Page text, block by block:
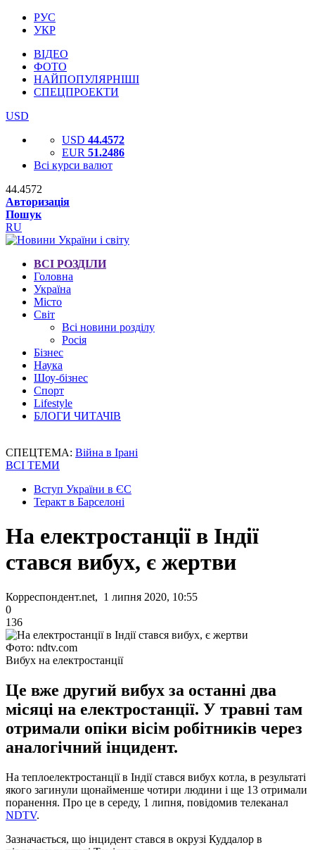
РУС
УКР
ВІДЕО
ФОТО
НАЙПОПУЛЯРНІШІ
СПЕЦПРОЕКТИ
USD
USD 44.4572
EUR 51.2486
Всі курси валют
44.4572
Авторизація
Пошук
RU
ВСІ РОЗДІЛИ
Головна
Україна
Місто
Світ
Всі новини розділу
Росія
Бізнес
Наука
Шоу-бізнес
Спорт
Lifestyle
БЛОГИ ЧИТАЧІВ
СПЕЦТЕМА: Війна в Ірані
ВСІ ТЕМИ
Вступ України в ЄС
Теракт в Барселоні
На електростанції в Індії
стався вибух, є жертви
Корреспондент.net, 1 липня 2020, 10:55
0
136
Фото: ndtv.com
Вибух на електростанції
Це вже другий вибух за останні два
місяці на електростанції. У травні там
отримали опіки вісім робітників через
аналогічний інцидент.
На теплоелектростанції в Індії стався вибух котла, в результаті
якого загинули щонайменше чотири людини і ще 13 отримали
поранення. Про це в середу, 1 липня, повідомив телеканал
NDTV.
Зазначається, що інцидент стався в окрузі Куддалор в